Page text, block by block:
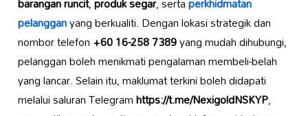
pelangganyang berkualiti. Dengan lokasi strategik dan
nombor telefon+60 16-258 7389yang mudah dihubungi,
pelanggan boleh menikmati pengalaman membeli-belah
yang lancar. Selain itu, maklumat terkini boleh didapati
melalui saluran Telegramhttps://t.me/NexigoldNSKYP,